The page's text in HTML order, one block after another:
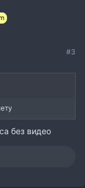
#3
без видео